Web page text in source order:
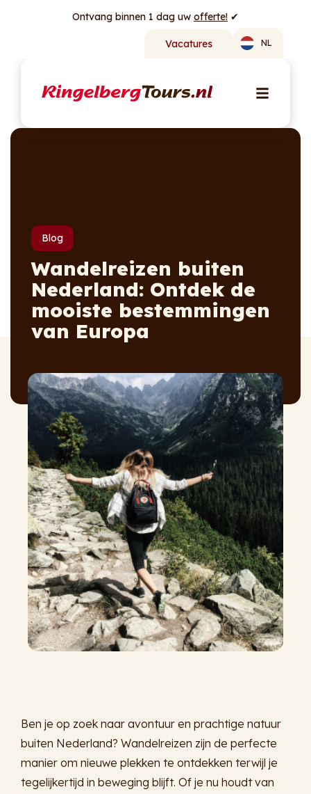
Ontvang binnen 1 dag uw offerte! ✔
Vacatures NL
Blog
Wandelreizen buiten
Nederland: Ontdek de
mooiste bestemmingen
van Europa
Ben je op zoek naar avontuur en prachtige natuur
buiten Nederland? Wandelreizen zijn de perfecte
manier om nieuwe plekken te ontdekken terwijl je
tegelijkertijd in beweging blijft. Of je nu houdt van